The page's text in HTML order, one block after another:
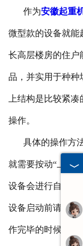
作为安徽起重
微型款的设备就能
长高层楼房的住户
品，并实用于种
上结构是比较紧凑
操作。
具体的操作方法
就需要按动“上”、
设备会进行自动停
设备启动前请进行
作完毕的时候请将